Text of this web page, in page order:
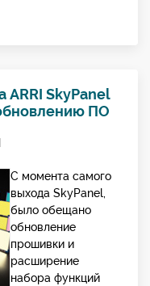
SkyPanel
ПО
С момента самого
выхода SkyPanel,
было обещано
обновление
прошивки и
расширение
набора функций